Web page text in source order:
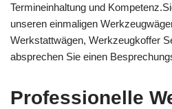
Termineinhaltung und
unseren einmaligen
Werkstattwägen, Werkzeugkoffer
absprechen Sie einen
Professionelle